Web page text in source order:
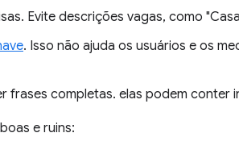
Evite descrições vagas, como
. Isso não ajuda os usuários e os
frases completas. elas podem conter
e ruins: